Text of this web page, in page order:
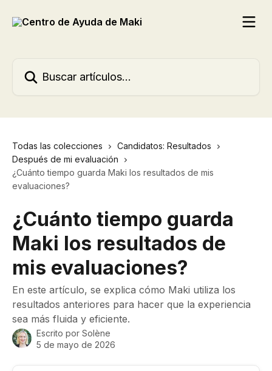
Todas las colecciones
Candidatos: Resultados
Después de mi evaluación
¿Cuánto tiempo guarda Maki los resultados de mis
evaluaciones?
¿Cuánto tiempo guarda
Maki los resultados de
mis evaluaciones?
En este artículo, se explica cómo Maki utiliza los
resultados anteriores para hacer que la experiencia
sea más fluida y eficiente.
Escrito por Solène
5 de mayo de 2026